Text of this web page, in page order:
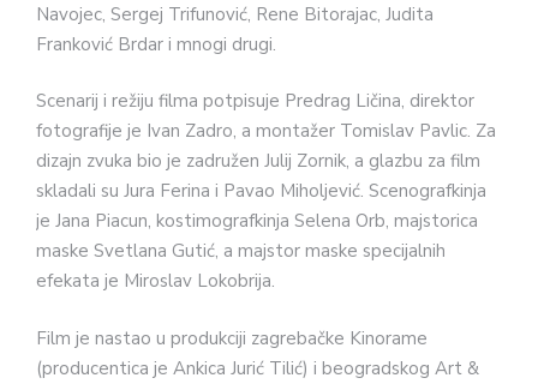
Navojec, Sergej Trifunović, Rene Bitorajac, Judita
Franković Brdar i mnogi drugi.
Scenarij i režiju filma potpisuje Predrag Ličina, direktor
fotografije je Ivan Zadro, a montažer Tomislav Pavlic. Za
dizajn zvuka bio je zadružen Julij Zornik, a glazbu za film
skladali su Jura Ferina i Pavao Miholjević. Scenografkinja
je Jana Piacun, kostimografkinja Selena Orb, majstorica
maske Svetlana Gutić, a majstor maske specijalnih
efekata je Miroslav Lokobrija.
Film je nastao u produkciji zagrebačke Kinorame
(producentica je Ankica Jurić Tilić) i beogradskog Art &